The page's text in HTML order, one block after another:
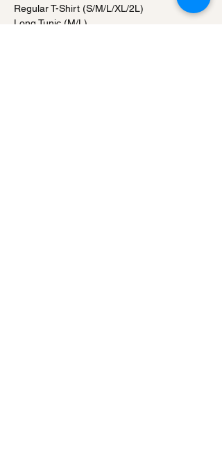
Regular T-Shirt (S/M/L/XL/2L)
Long Tunic (M/L)